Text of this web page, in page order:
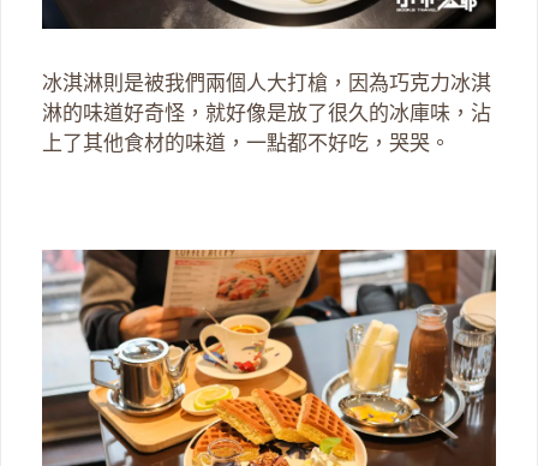
冰淇淋則是被我們兩個人大打槍，因為巧克力冰淇
淋的味道好奇怪，就好像是放了很久的冰庫味，沾
上了其他食材的味道，一點都不好吃，哭哭。